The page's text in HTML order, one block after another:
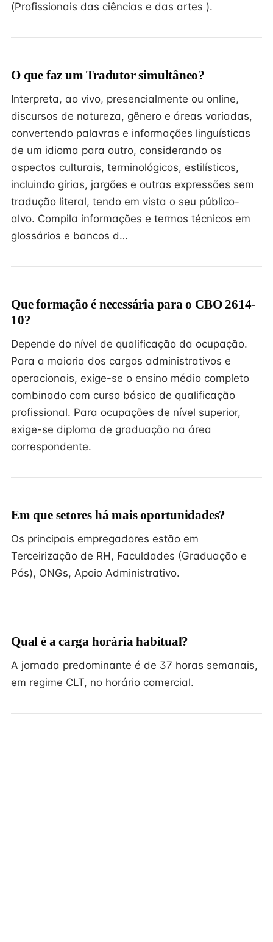
(Profissionais das ciências e das artes ).
O que faz um Tradutor simultâneo?
Interpreta, ao vivo, presencialmente ou online,
discursos de natureza, gênero e áreas variadas,
convertendo palavras e informações linguísticas
de um idioma para outro, considerando os
aspectos culturais, terminológicos, estilísticos,
incluindo gírias, jargões e outras expressões sem
tradução literal, tendo em vista o seu público-
alvo. Compila informações e termos técnicos em
glossários e bancos d…
Que formação é necessária para o CBO 2614-
10?
Depende do nível de qualificação da ocupação.
Para a maioria dos cargos administrativos e
operacionais, exige-se o ensino médio completo
combinado com curso básico de qualificação
profissional. Para ocupações de nível superior,
exige-se diploma de graduação na área
correspondente.
Em que setores há mais oportunidades?
Os principais empregadores estão em
Terceirização de RH, Faculdades (Graduação e
Pós), ONGs, Apoio Administrativo.
Qual é a carga horária habitual?
A jornada predominante é de 37 horas semanais,
em regime CLT, no horário comercial.